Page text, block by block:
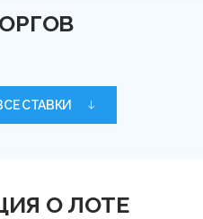
СТАВКИ
О ЛОТЕ